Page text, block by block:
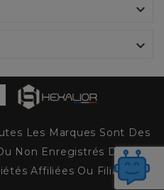


Les Marques Sont Des
Non Enregistrés De Peli
Affiliées Ou Filiales. »